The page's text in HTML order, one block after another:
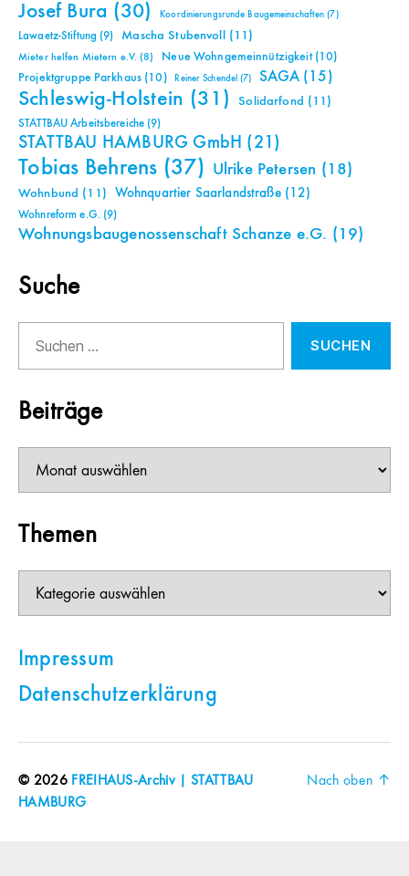
Josef Bura (30) Koordinierungsrunde Baugemeinschaften (7)
Lawaetz-Stiftung (9) Mascha Stubenvoll (11)
Mieter helfen Mietern e.V. (8) Neue Wohngemeinnützigkeit(10)
Projektgruppe Parkhaus (10) Reiner Schendel (7) SAGA(15)
Schleswig-Holstein (31) Solidarfond (11)
STATTBAU Arbeitsbereiche (9)
STATTBAU HAMBURG GmbH (21)
Tobias Behrens (37) Ulrike Petersen (18)
Wohnbund (11) Wohnquartier Saarlandstraße(12)
Wohnreform e.G.(9)
Wohnungsbaugenossenschaft Schanze e.G. (19)
Suche
nach:
Beiträge
Themen
Impressum
Datenschutzerklärung
© 2026 FREIHAUS-Archiv | STATTBAU
HAMBURG
Nach oben ↑